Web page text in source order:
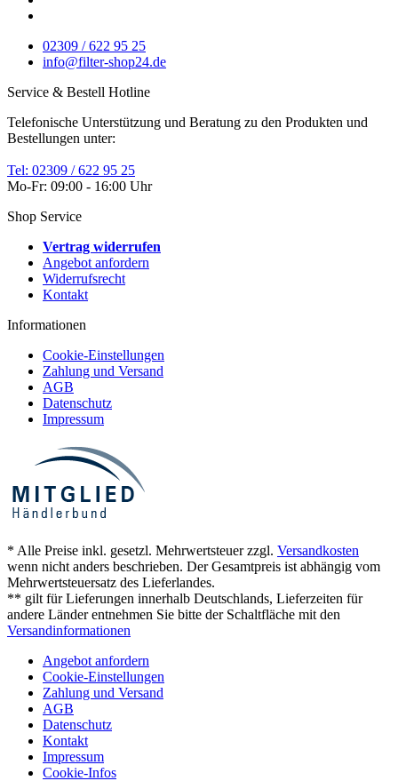
02309 / 622 95 25
info@filter-shop24.de
Service & Bestell Hotline
Telefonische Unterstützung und Beratung zu den Produkten und
Bestellungen unter:
Tel: 02309 / 622 95 25
Mo-Fr: 09:00 - 16:00 Uhr
Shop Service
Vertrag widerrufen
Angebot anfordern
Widerrufsrecht
Kontakt
Informationen
Cookie-Einstellungen
Zahlung und Versand
AGB
Datenschutz
Impressum
* Alle Preise inkl. gesetzl. Mehrwertsteuer zzgl. Versandkosten
wenn nicht anders beschrieben. Der Gesamtpreis ist abhängig vom
Mehrwertsteuersatz des Lieferlandes.
** gilt für Lieferungen innerhalb Deutschlands, Lieferzeiten für
andere Länder entnehmen Sie bitte der Schaltfläche mit den
Versandinformationen
Angebot anfordern
Cookie-Einstellungen
Zahlung und Versand
AGB
Datenschutz
Kontakt
Impressum
Cookie-Infos